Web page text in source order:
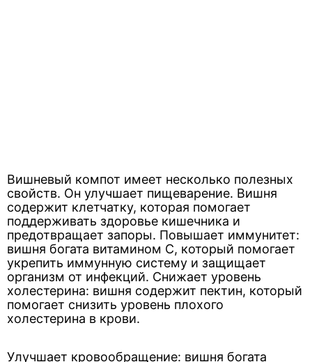
Вишневый компот имеет несколько полезных
свойств. Он улучшает пищеварение. Вишня
содержит клетчатку, которая помогает
поддерживать здоровье кишечника и
предотвращает запоры. Повышает иммунитет:
вишня богата витамином С, который помогает
укрепить иммунную систему и защищает
организм от инфекций. Снижает уровень
холестерина: вишня содержит пектин, который
помогает снизить уровень плохого
холестерина в крови.
Улучшает кровообращение: вишня богата